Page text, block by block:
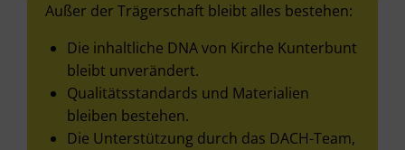
Außer der Trägerschaft bleibt alles bestehen:
Die inhaltliche DNA von Kirche Kunterbunt
bleibt unverändert.
Qualitätsstandards und Materialien
bleiben bestehen.
Die Unterstützung durch das DACH-Team,